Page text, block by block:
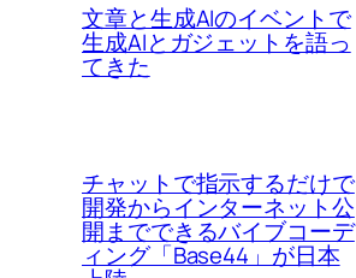
文章と生成AIのイベントで
生成AIとガジェットを語っ
てきた
チャットで指示するだけで
開発からインターネット公
開までできるバイブコーデ
ィング「Base44」が日本